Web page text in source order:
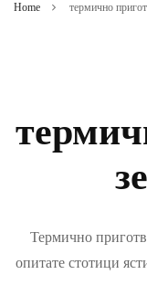
Home термично
Термично
опитате стотици